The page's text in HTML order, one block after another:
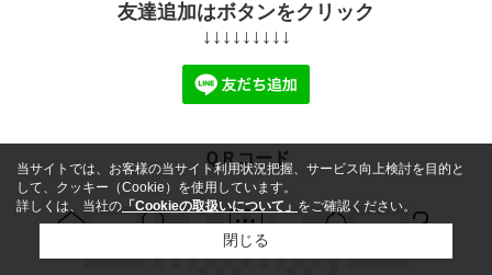
友達追加はボタンをクリック
↓↓↓↓↓↓↓↓↓
ＱＲコード
問い合せ
当サイトでは、お客様の当サイト利用状況把握、サービス向上検討を目的と
して、クッキー（Cookie）を使用しています。
詳しくは、当社の 「Cookieの取扱いについて」 をご確認ください。
閉じる